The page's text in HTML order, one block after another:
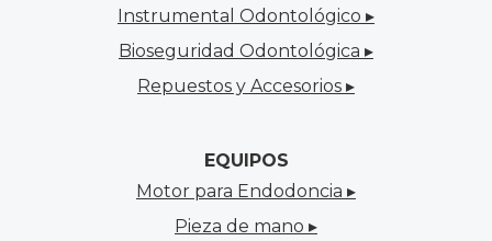
Instrumental Odontológico ▸
Bioseguridad Odontológica ▸
Repuestos y Accesorios ▸
EQUIPOS
Motor para Endodoncia ▸
Pieza de mano ▸